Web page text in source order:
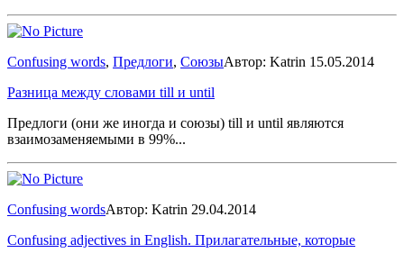
Confusing words, Предлоги, СоюзыАвтор: Katrin 15.05.2014
Разница между словами till и until
Предлоги (они же иногда и союзы) till и until являются
взаимозаменяемыми в 99%...
Confusing wordsАвтор: Katrin 29.04.2014
Confusing adjectives in English. Прилагательные, которые